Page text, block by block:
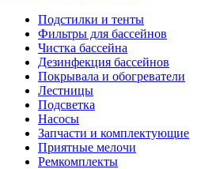
Подстилки и тенты
Фильтры для бассейнов
Чистка бассейна
Дезинфекция бассейнов
Покрывала и обогреватели
Лестницы
Подсветка
Насосы
Запчасти и комплектующие
Приятные мелочи
Ремкомплекты